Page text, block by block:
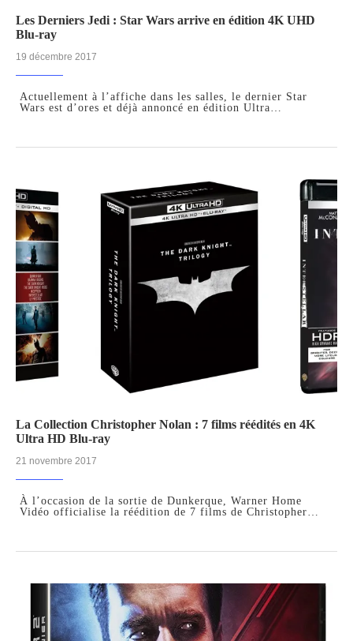
Les Derniers Jedi : Star Wars arrive en édition 4K UHD
Blu-ray
19 décembre 2017
Actuellement à l’affiche dans les salles, le dernier Star
Wars est d’ores et déjà annoncé en édition Ultra…
La Collection Christopher Nolan : 7 films réédités en 4K
Ultra HD Blu-ray
21 novembre 2017
À l’occasion de la sortie de Dunkerque, Warner Home
Vidéo officialise la réédition de 7 films de Christopher…